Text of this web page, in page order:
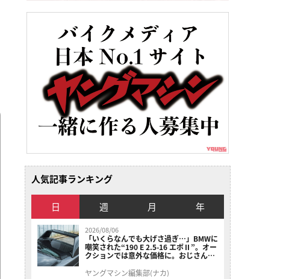
人気記事ランキング
日 週 月 年
2026/08/06
「いくらなんでも大げさ過ぎ…」BMWに
嘲笑された“190 E 2.5-16 エボⅡ”。オー
クションでは意外な価格に。おじさん達
ヤングマシン編集部(ナカ)